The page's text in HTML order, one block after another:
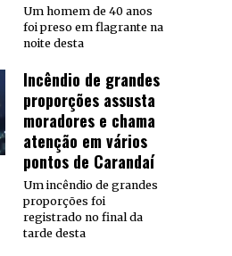
Um homem de 40 anos
foi preso em flagrante na
noite desta
Incêndio de grandes
proporções assusta
moradores e chama
atenção em vários
pontos de Carandaí
Um incêndio de grandes
proporções foi
registrado no final da
tarde desta